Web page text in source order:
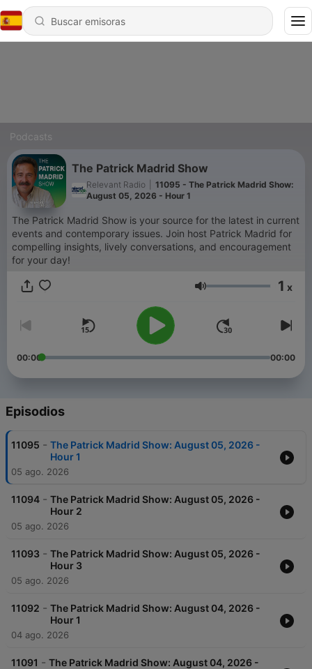
Podcasts
The Patrick Madrid Show
Relevant Radio
11095 - The Patrick Madrid Show:
August 05, 2026 - Hour 1
The Patrick Madrid Show is your source for the latest in current
events and contemporary issues. Join host Patrick Madrid for
compelling insights, lively conversations, and encouragement
for your day!
Volumen 1 x
00:00 00:00
Episodios
11095 - The Patrick Madrid Show: August 05, 2026 -
Hour 1
05 ago. 2026
11094 - The Patrick Madrid Show: August 05, 2026 -
Hour 2
05 ago. 2026
11093 - The Patrick Madrid Show: August 05, 2026 -
Hour 3
05 ago. 2026
11092 - The Patrick Madrid Show: August 04, 2026 -
Hour 1
04 ago. 2026
11091 - The Patrick Madrid Show: August 04, 2026 -